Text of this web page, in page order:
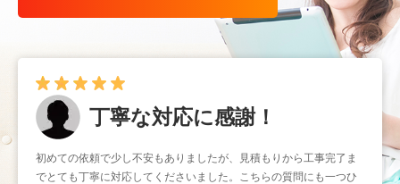
早くて確実！
暑くなる前に取り付けをお願いしたかったのですが、予約もスムー
ズで助かりました。工事もスピーディーなのに作業はとても丁寧